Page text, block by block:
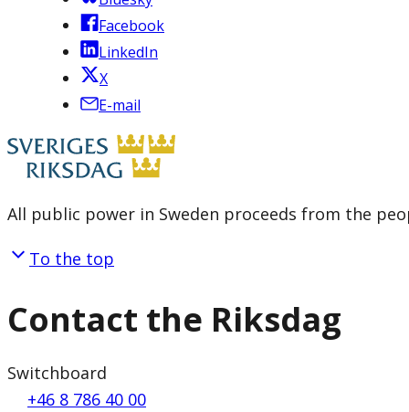
Facebook
LinkedIn
X
E-mail
All public power in Sweden proceeds from the
To the top
Contact the Riksdag
Switchboard
+46 8 786 40 00